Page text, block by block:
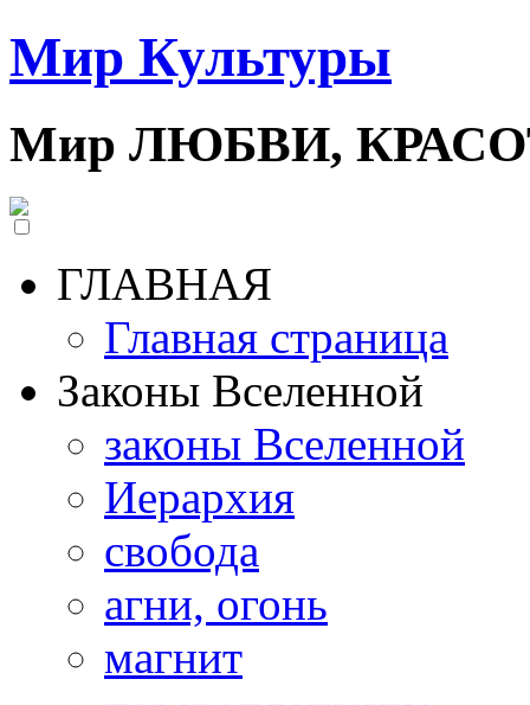
Мир Культуры
Мир ЛЮБВИ,
ГЛАВНАЯ
Главная страница
Законы Вселенной
законы Вселенной
Иерархия
свобода
агни, огонь
магнит